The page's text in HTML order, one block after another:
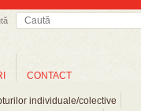
individuale/colective
CONTACT